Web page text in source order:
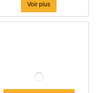
Voir plus